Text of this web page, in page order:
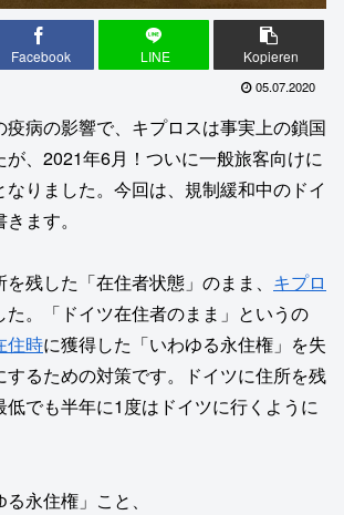
Facebook LINE Kopieren
05.07.2020
病の影響で、キプロスは事実上の鎖国
が、2021年6月！ついに一般旅客向けに
なりました。今回は、規制緩和中のドイ
ます。
残した「在住者状態」のまま、 キプロ
た。「ドイツ在住者のまま」というの
住時に獲得した「いわゆる永住権」を失
するための対策です。ドイツに住所を残
低でも半年に1度はドイツに行くように
永住権」こと、